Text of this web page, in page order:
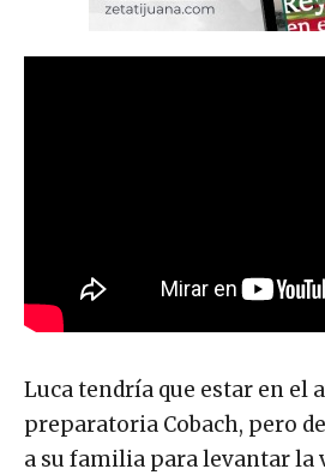
Luca tendría que estar en el
preparatoria Cobach, pero
a su familia para levantar la